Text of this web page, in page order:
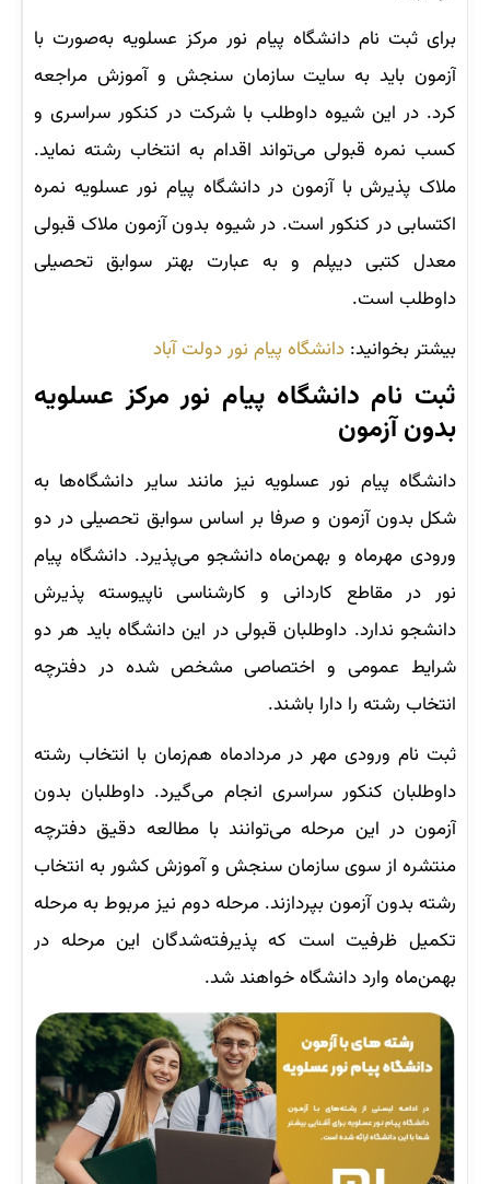
برای ثبت نام دانشگاه پیام نور مرکز عسلویه به‌صورت با
آزمون باید به سایت سازمان سنجش و آموزش مراجعه
کرد. در این شیوه داوطلب با شرکت در کنکور سراسری و
کسب نمره قبولی می‌تواند اقدام به انتخاب رشته نماید.
ملاک پذیرش با آزمون در دانشگاه پیام نور عسلویه نمره
اکتسابی در کنکور است. در شیوه بدون آزمون ملاک قبولی
معدل کتبی دیپلم و به عبارت بهتر سوابق تحصیلی
داوطلب است.
بیشتر بخوانید: دانشگاه پیام نور دولت آباد
ثبت نام دانشگاه پیام نور مرکز عسلویه
بدون آزمون
دانشگاه پیام نور عسلویه نیز مانند سایر دانشگاه‌ها به
شکل بدون آزمون و صرفا بر اساس سوابق تحصیلی در دو
ورودی مهرماه و بهمن‌ماه دانشجو می‌پذیرد. دانشگاه پیام
نور در مقاطع کاردانی و کارشناسی ناپیوسته پذیرش
دانشجو ندارد. داوطلبان قبولی در این دانشگاه باید هر دو
شرایط عمومی و اختصاصی مشخص شده در دفترچه
انتخاب‌ رشته را دارا باشند.
ثبت نام ورودی مهر در مردادماه هم‌زمان با انتخاب رشته
داوطلبان کنکور سراسری انجام می‌گیرد. داوطلبان بدون
آزمون در این مرحله می‌توانند با مطالعه دقیق دفترچه
منتشره از سوی سازمان سنجش و آموزش کشور به انتخاب
رشته بدون آزمون بپردازند. مرحله دوم نیز مربوط به مرحله
تکمیل ظرفیت است که پذیرفته‌شدگان این مرحله در
بهمن‌ماه وارد دانشگاه خواهند شد.